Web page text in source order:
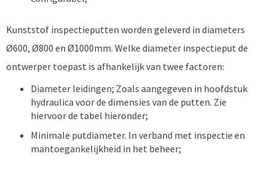
Kunststof inspectieputten worden geleverd in diameters
Ø600, Ø800 en Ø1000mm. Welke diameter inspectieput de
ontwerper toepast is afhankelijk van twee factoren:
Diameter leidingen; Zoals aangegeven in hoofdstuk
hydraulica voor de dimensies van de putten. Zie
hiervoor de tabel hieronder;
Minimale putdiameter. In verband met inspectie en
mantoegankelijkheid in het beheer;